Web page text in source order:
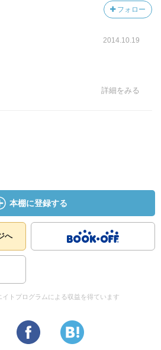
フォロー
2014.10.19
詳細をみる
本棚に登録する
へ
トプログラムによる収益を得ています